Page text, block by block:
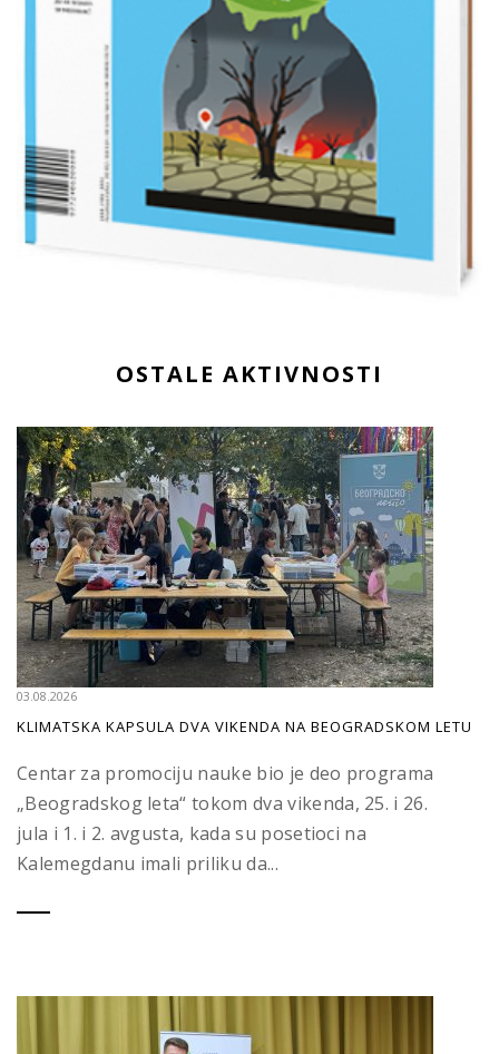
OSTALE AKTIVNOSTI
03.08.2026
KLIMATSKA KAPSULA DVA VIKENDA NA BEOGRADSKOM LETU
Centar za promociju nauke bio je deo programa
„Beogradskog leta“ tokom dva vikenda, 25. i 26.
jula i 1. i 2. avgusta, kada su posetioci na
Kalemegdanu imali priliku da...